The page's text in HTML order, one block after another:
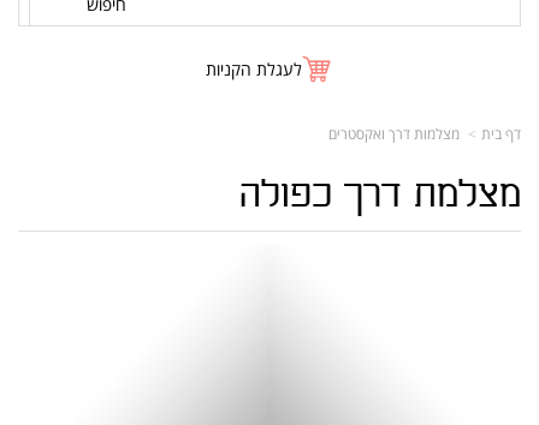
לעגלת הקניות
דף בית מצלמות דרך ואקסטרים
מצלמת דרך כפולה